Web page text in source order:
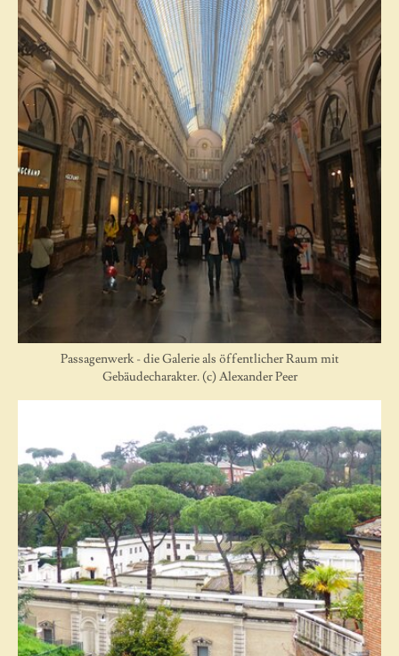
Passagenwerk - die Galerie als öffentlicher Raum mit
Gebäudecharakter. (c) Alexander Peer